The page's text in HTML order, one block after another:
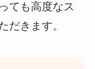
ても高度なス
だきます。